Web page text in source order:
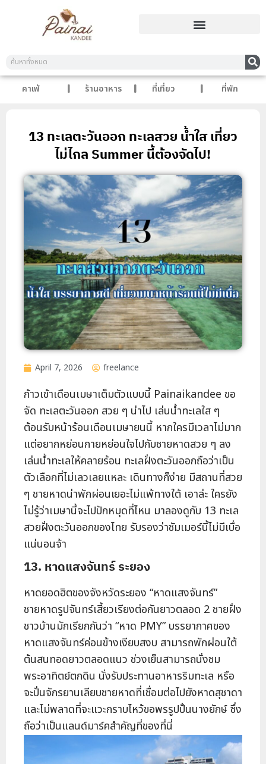
คาเฟ่ ร้านอาหาร ที่เที่ยว ที่พัก
13 ทะเลตะวันออก ทะเลสวย น้ำใส เที่ยว
ไม่ไกล Summer นี้ต้องจัดไป!
April 7, 2026 freelance
ก้าวเข้าเดือนเมษาเต็มตัวแบบนี้ Painaikandee ขอ
จัด ทะเลตะวันออก สวย ๆ น่าไป เล่นน้ำทะเลใส ๆ
ต้อนรับหน้าร้อนเดือนเมษายนนี้ หากใครมีเวลาไม่มาก
แต่อยากหย่อนกายหย่อนใจไปกับชายหาดสวย ๆ ลง
เล่นน้ำทะเลให้คลายร้อน ทะเลฝั่งตะวันออกถือว่าเป็น
ตัวเลือกที่ไม่เลวเลยแหละ เดินทางก็ง่าย มีสถานที่สวย
ๆ ชายหาดน่าพักผ่อนเยอะไม่แพ้ทางใต้ เอาล่ะ ใครยัง
ไม่รู้ว่าเมษานี้จะไปปักหมุดที่ไหน มาลองดูกับ 13 ทะเล
สวยฝั่งตะวันออกของไทย รับรองว่าซัมเมอร์นี้ไม่มีเบื่อ
แน่นอนจ้า
13. หาดแสงจันทร์ ระยอง
หาดยอดฮิตของจังหวัดระยอง “หาดแสงจันทร์”
ชายหาดรูปจันทร์เสี้ยวเรียงต่อกันยาวตลอด 2 ชายฝั่ง
ชาวบ้านมักเรียกกันว่า “หาด PMY” บรรยากาศของ
หาดแสงจันทร์ค่อนข้างเงียบสงบ สามารถพักผ่อนใต้
ต้นสนทอดยาวตลอดแนว ช่วงเย็นสามารถนั่งชม
พระอาทิตย์ตกดิน นั่งรับประทานอาหารริมทะเล หรือ
จะปั่นจักรยานเลียบชายหาดที่เชื่อมต่อไปยังหาดสุชาดา
และไม่พลาดที่จะแวะกราบไหว้ขอพรรูปปั้นนางยักษ์ ซึ่ง
ถือว่าเป็นแลนด์มาร์คสำคัญที่ของที่นี่